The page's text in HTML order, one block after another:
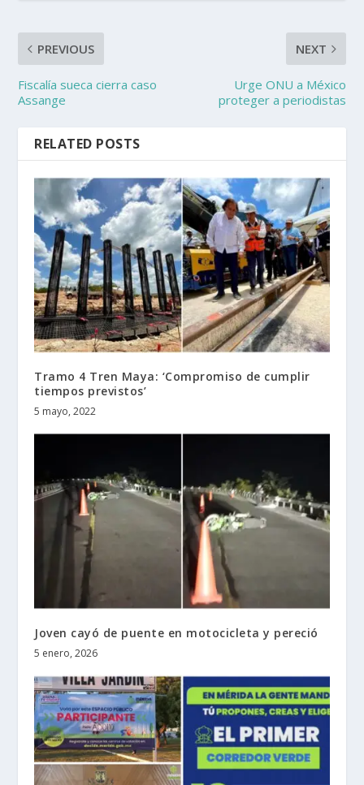
PREVIOUS
Fiscalía sueca cierra caso
Assange
NEXT
Urge ONU a México
proteger a periodistas
RELATED POSTS
Tramo 4 Tren Maya: ‘Compromiso de cumplir
tiempos previstos’
5 mayo, 2022
Joven cayó de puente en motocicleta y pereció
5 enero, 2026